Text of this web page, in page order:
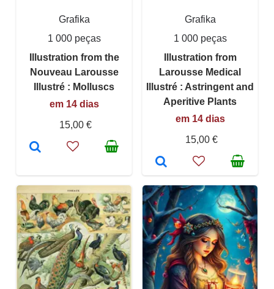
Grafika
1 000 peças
Illustration from the
Nouveau Larousse
Illustré : Molluscs
em 14 dias
15,00 €
Grafika
1 000 peças
Illustration from
Larousse Medical
Illustré : Astringent and
Aperitive Plants
em 14 dias
15,00 €